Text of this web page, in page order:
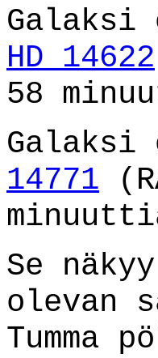
Galaksi
HD 14622
58
Galaksi
14771
Se
olevan
Tumma